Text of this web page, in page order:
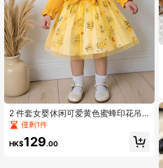
2 件套女婴休闲可爱黄色蜜蜂印花吊
带连衣裙配蝴蝶结和蜜蜂刺绣长袖夹
克，春夏秋季
僅剩1件
HK$129.00